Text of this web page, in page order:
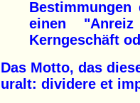
einen
Kerngeschäft
Das Motto, das
uralt: dividere et